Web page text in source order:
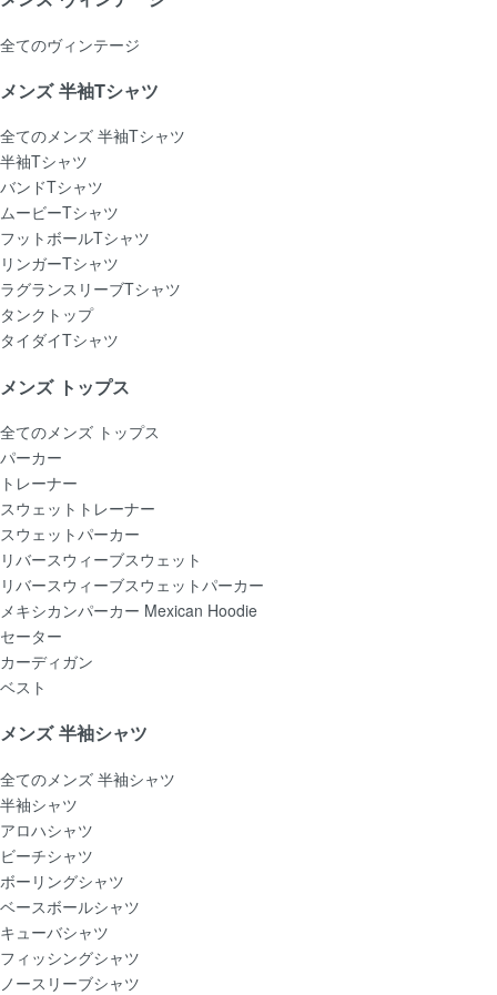
全てのヴィンテージ
メンズ 半袖Tシャツ
全てのメンズ 半袖Tシャツ
半袖Tシャツ
バンドTシャツ
ムービーTシャツ
フットボールTシャツ
リンガーTシャツ
ラグランスリーブTシャツ
タンクトップ
タイダイTシャツ
メンズ トップス
全てのメンズ トップス
パーカー
トレーナー
スウェットトレーナー
スウェットパーカー
リバースウィーブスウェット
リバースウィーブスウェットパーカー
メキシカンパーカー Mexican Hoodie
セーター
カーディガン
ベスト
メンズ 半袖シャツ
全てのメンズ 半袖シャツ
半袖シャツ
アロハシャツ
ビーチシャツ
ボーリングシャツ
ベースボールシャツ
キューバシャツ
フィッシングシャツ
ノースリーブシャツ